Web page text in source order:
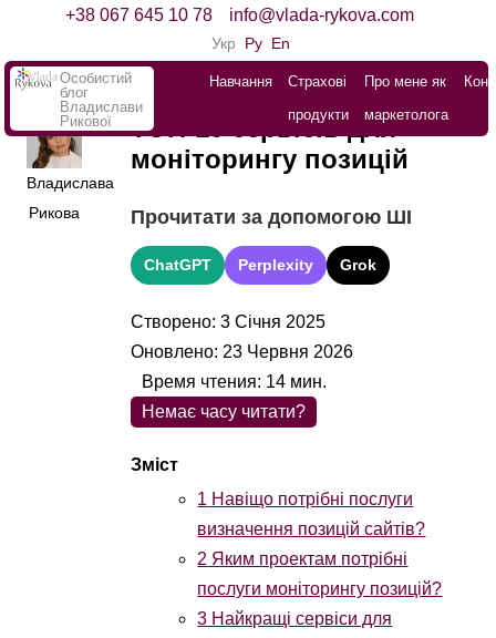
+38 067 645 10 78 info@vlada-rykova.com
Укр Ру En
Особистий
блог
Владислави
Рикової
Навчання
Страхові
продукти
Про мене як
маркетолога
Владислава
Рикова
ТОП-10 сервісів для
моніторингу позицій
Прочитати за допомогою ШІ
ChatGPT Perplexity Grok
Створено: 3 Січня 2025
Оновлено: 23 Червня 2026
Немає часу читати?
1 Навіщо потрібні послуги
визначення позицій сайтів?
2 Яким проектам потрібні
послуги моніторингу позицій?
3 Найкращі сервіси для
Время чтения: 14 мин.